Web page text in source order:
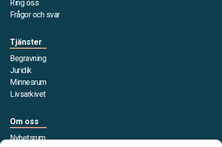
Ring oss
Frågor och svar
Tjänster
Begravning
Juridik
Minnesrum
Livsarkivet
Om oss
Nyhetsrum